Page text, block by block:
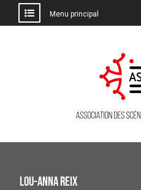
Menu principal
Lou-Anna Reix